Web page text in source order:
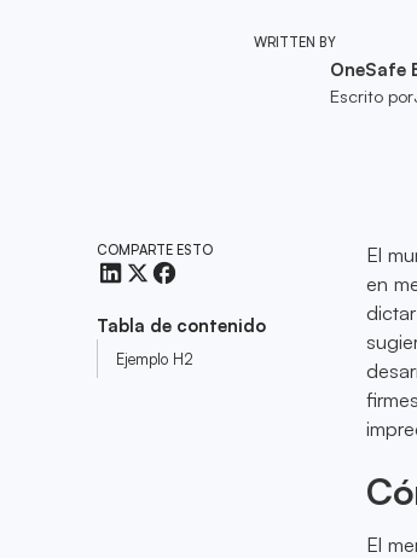
WRITTEN BY
OneSafe
Escrito por
COMPARTE ESTO
Tabla de contenido
Ejemplo H2
El
en
El